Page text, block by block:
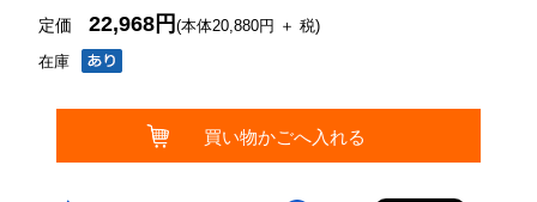
在庫
定価22,968円(本体20,880円 ＋ 税)